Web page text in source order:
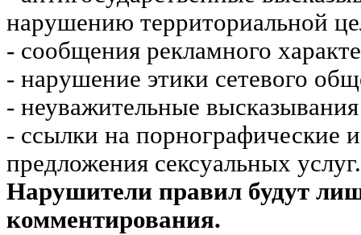
нарушению территориальной
- сообщения рекламного
- нарушение этики сетевого
- неуважительные
- ссылки на порнографические
предложения сексуальных услуг.
Нарушители правил будут
комментирования.